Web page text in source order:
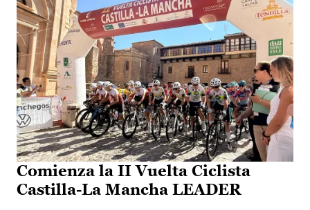
Comienza la II Vuelta Ciclista
Castilla-La Mancha LEADER